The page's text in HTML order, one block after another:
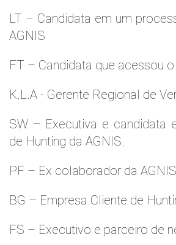
LT – Candidata em um
AGNIS
FT – Candidata que acessou
K.L.A - Gerente Regional de
SW – Executiva e candidata
de Hunting da AGNIS.
PF – Ex colaborador da AGNIS
BG – Empresa Cliente de
FS – Executivo e parceiro de